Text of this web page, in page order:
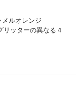
ルオレンジ
ッターの異なる４